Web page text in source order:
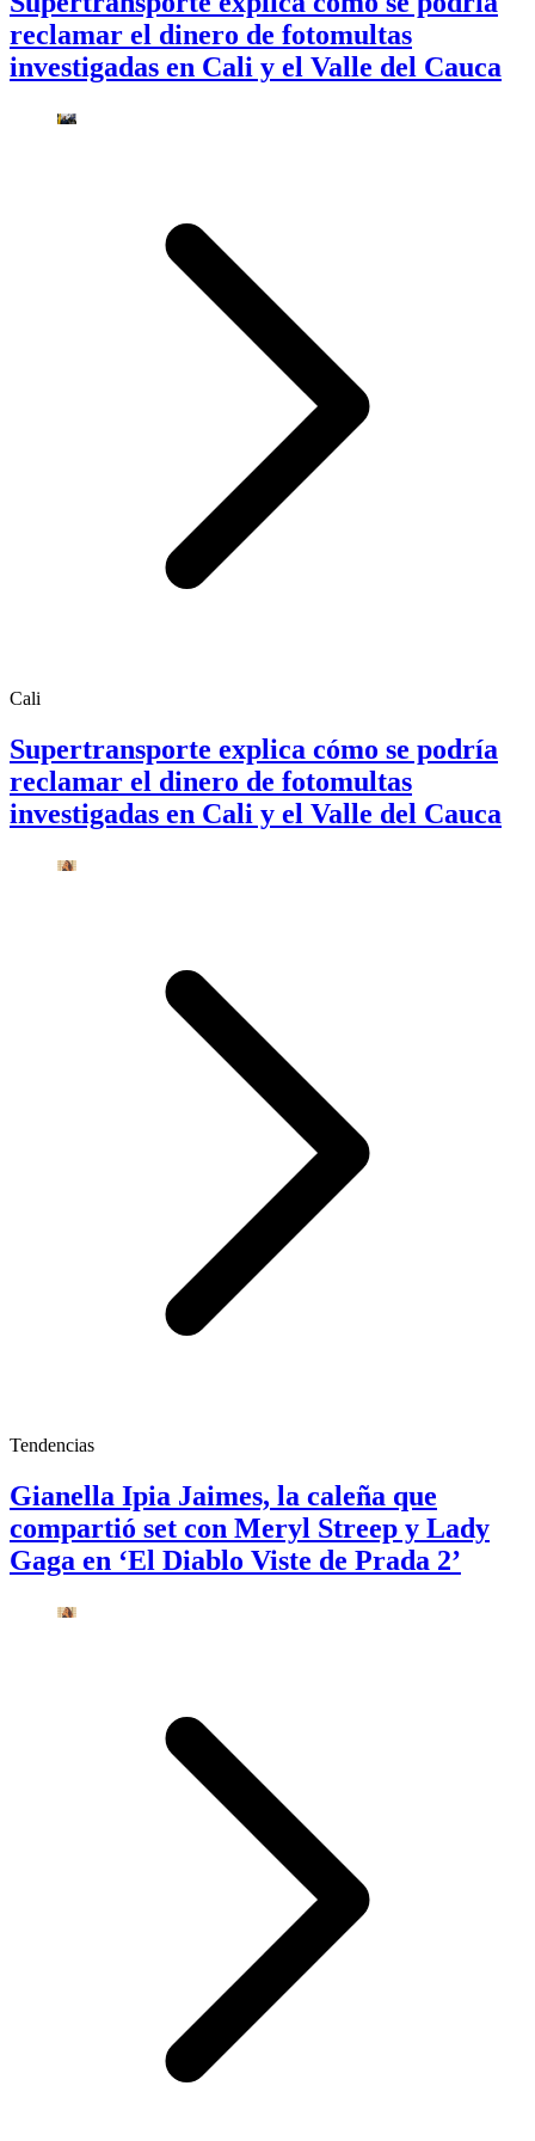
reclamar el dinero de fotomultas
investigadas en Cali y el Valle del Cauca
Cali
Supertransporte explica cómo se podría
reclamar el dinero de fotomultas
investigadas en Cali y el Valle del Cauca
Tendencias
Gianella Ipia Jaimes, la caleña que
compartió set con Meryl Streep y Lady
Gaga en ‘El Diablo Viste de Prada 2’